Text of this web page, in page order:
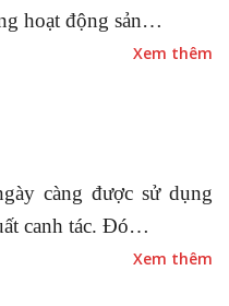
hoạt động sản…
Xem thêm
càng được sử dụng
canh tác. Đó…
Xem thêm